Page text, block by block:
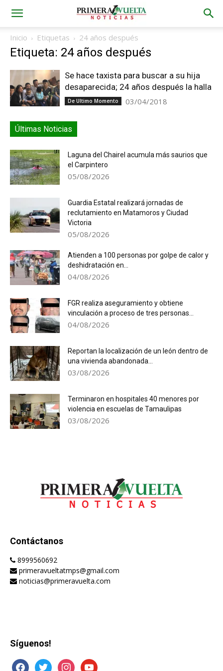
Inicio Etiquetas 24 años después
Etiqueta: 24 años después
Se hace taxista para buscar a su hija
desaparecida; 24 años después la halla
De Ultimo Momento 03/04/2018
Últimas Noticias
Laguna del Chairel acumula más saurios que
el Carpintero
05/08/2026
Guardia Estatal realizará jornadas de
reclutamiento en Matamoros y Ciudad
Victoria
05/08/2026
Atienden a 100 personas por golpe de calor y
deshidratación en...
04/08/2026
FGR realiza aseguramiento y obtiene
vinculación a proceso de tres personas...
04/08/2026
Reportan la localización de un león dentro de
una vivienda abandonada...
03/08/2026
Terminaron en hospitales 40 menores por
violencia en escuelas de Tamaulipas
03/08/2026
Contáctanos
8999560692
primeravueltatmps@gmail.com
noticias@primeravuelta.com
Síguenos!
facebooktwitter instagramyoutube